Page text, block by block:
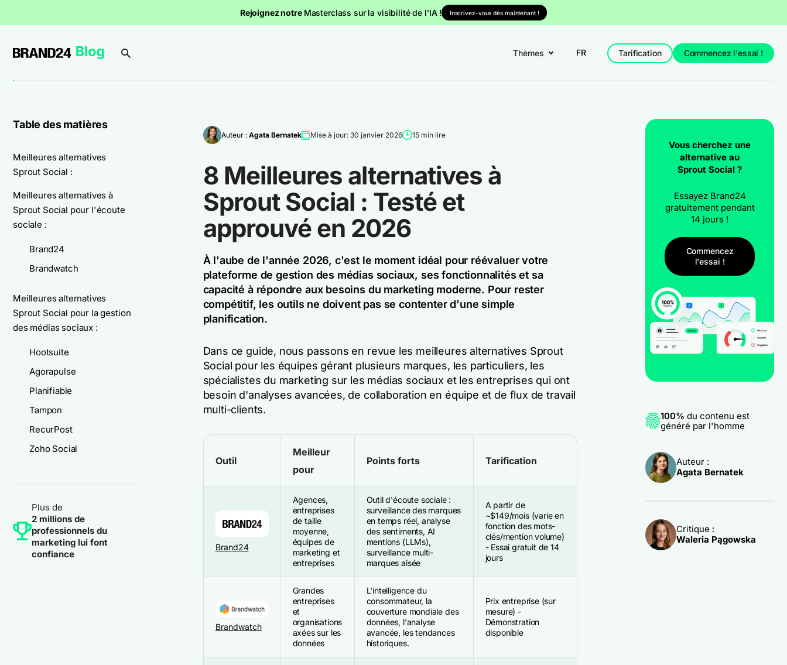
Rejoignez notre Masterclass sur la visibilité de l'IA ! Inscrivez-vous dès maintenant !
Thèmes FR Tarification Commencez l'essai !
Table des matières
Meilleures alternatives
Sprout Social :
Meilleures alternatives à
Sprout Social pour l'écoute
sociale :
Brand24
Brandwatch
Meilleures alternatives
Sprout Social pour la gestion
des médias sociaux :
Hootsuite
Agorapulse
Planifiable
Tampon
RecurPost
Zoho Social
Plus de
2 millions de
professionnels du
marketing lui font
confiance
Auteur : Agata Bernatek Mise à jour: 30 janvier 2026 15 min lire
8 Meilleures alternatives à
Sprout Social : Testé et
approuvé en 2026
À l'aube de l'année 2026, c'est le moment idéal pour réévaluer votre
plateforme de gestion des médias sociaux, ses fonctionnalités et sa
capacité à répondre aux besoins du marketing moderne. Pour rester
compétitif, les outils ne doivent pas se contenter d'une simple
planification.
Dans ce guide, nous passons en revue les meilleures alternatives Sprout
Social pour les équipes gérant plusieurs marques, les particuliers, les
spécialistes du marketing sur les médias sociaux et les entreprises qui ont
besoin d'analyses avancées, de collaboration en équipe et de flux de travail
multi-clients.
Outil
Meilleur
pour
Points forts Tarification
Brand24
Agences,
entreprises
de taille
moyenne,
équipes de
marketing et
entreprises
Outil d'écoute sociale :
surveillance des marques
en temps réel, analyse
des sentiments, AI
mentions (LLMs),
surveillance multi-
marques aisée
A partir de
~$149/mois (varie en
fonction des mots-
clés/mention volume)
- Essai gratuit de 14
jours
Brandwatch
Grandes
entreprises
et
organisations
axées sur les
données
L'intelligence du
consommateur, la
couverture mondiale des
données, l'analyse
avancée, les tendances
historiques.
Prix entreprise (sur
mesure) -
Démonstration
disponible
Vous cherchez une
alternative au
Sprout Social ?
Essayez Brand24
gratuitement pendant
14 jours !
Commencez
l'essai !
100% du contenu est
généré par l'homme
Auteur :
Agata Bernatek
Critique :
Waleria Pągowska